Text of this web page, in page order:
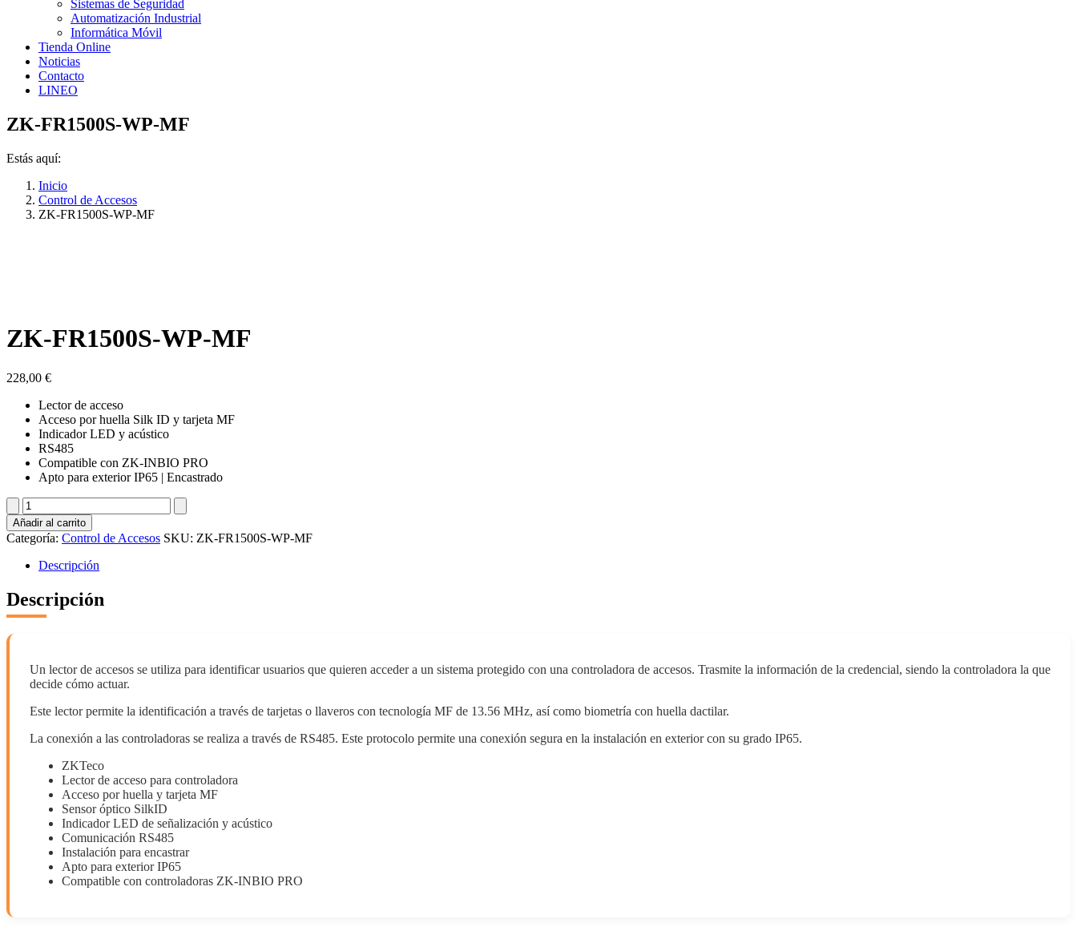
Sistemas de Seguridad
Automatización Industrial
Informática Móvil
Tienda Online
Noticias
Contacto
LINEO
ZK-FR1500S-WP-MF
Estás aquí:
Inicio
Control de Accesos
ZK-FR1500S-WP-MF
ZK-FR1500S-WP-MF
228,00 €
Lector de acceso
Acceso por huella Silk ID y tarjeta MF
Indicador LED y acústico
RS485
Compatible con ZK-INBIO PRO
Apto para exterior IP65 | Encastrado
ZK-
FR1500S-
WP-
MF
cantidad
Añadir al carrito
Categoría: Control de Accesos SKU: ZK-FR1500S-WP-MF
Descripción
Descripción
Un lector de accesos se utiliza para identificar usuarios que quieren acceder a un sistema protegido con una controladora de accesos. Trasmite la información de la credencial, siendo la controladora la que
decide cómo actuar.
Este lector permite la identificación a través de tarjetas o llaveros con tecnología MF de 13.56 MHz, así como biometría con huella dactilar.
La conexión a las controladoras se realiza a través de RS485. Este protocolo permite una conexión segura en la instalación en exterior con su grado IP65.
ZKTeco
Lector de acceso para controladora
Acceso por huella y tarjeta MF
Sensor óptico SilkID
Indicador LED de señalización y acústico
Comunicación RS485
Instalación para encastrar
Apto para exterior IP65
Compatible con controladoras ZK-INBIO PRO